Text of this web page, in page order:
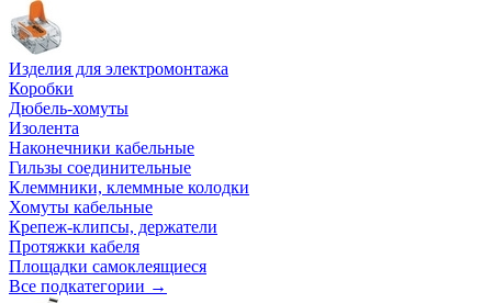
Изделия для электромонтажа
Коробки
Дюбель-хомуты
Изолента
Наконечники кабельные
Гильзы соединительные
Клеммники, клеммные колодки
Хомуты кабельные
Крепеж-клипсы, держатели
Протяжки кабеля
Площадки самоклеящиеся
Все подкатегории →